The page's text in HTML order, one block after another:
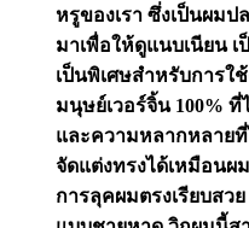
หรูของเรา ซึ่งเป็นผม
มาเพื่อให้ดูแนบเนียน
เป็นพิเศษสำหรับการใ
มนุษย์เวอร์จิ้น 100%
และความหลากหลาย
จัดแต่งทรงได้เหมือน
การลุคผมตรงเรียบสว